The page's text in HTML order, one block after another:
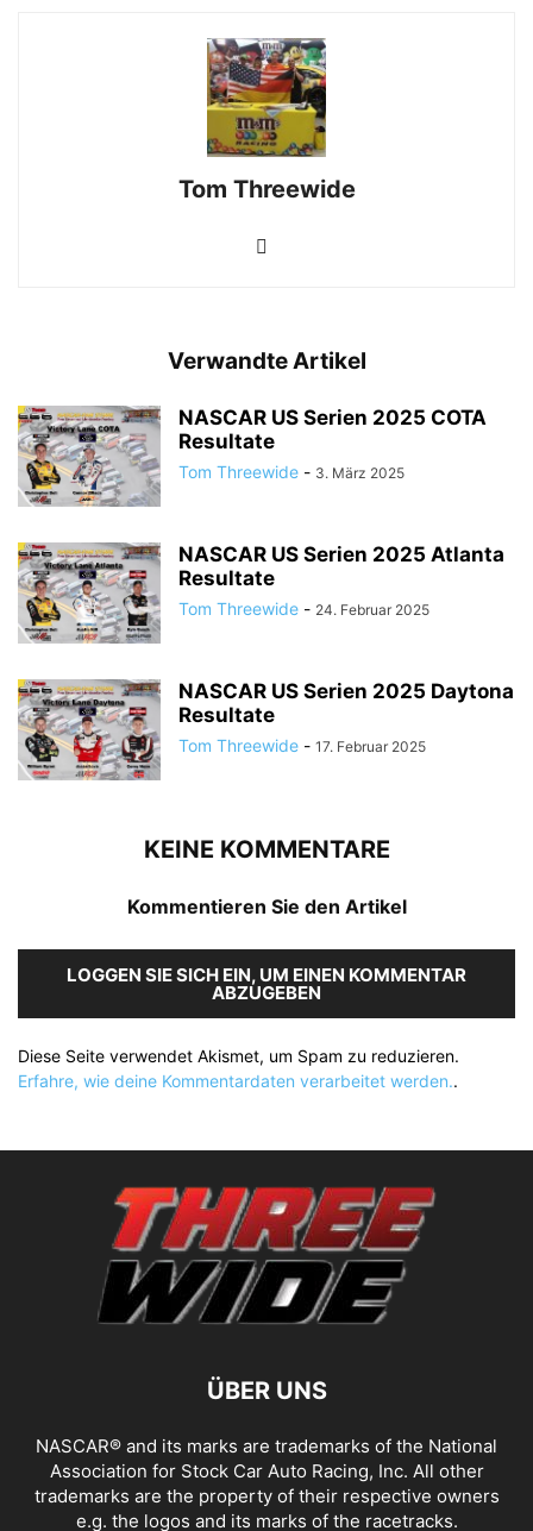
Tom Threewide
Verwandte Artikel
NASCAR US Serien 2025 COTA
Resultate
Tom Threewide - 3. März 2025
NASCAR US Serien 2025 Atlanta
Resultate
Tom Threewide - 24. Februar 2025
NASCAR US Serien 2025 Daytona
Resultate
Tom Threewide - 17. Februar 2025
KEINE KOMMENTARE
Kommentieren Sie den Artikel
LOGGEN SIE SICH EIN, UM EINEN KOMMENTAR
ABZUGEBEN
Diese Seite verwendet Akismet, um Spam zu reduzieren.
Erfahre, wie deine Kommentardaten verarbeitet werden..
ÜBER UNS
NASCAR® and its marks are trademarks of the National
Association for Stock Car Auto Racing, Inc. All other
trademarks are the property of their respective owners
e.g. the logos and its marks of the racetracks.